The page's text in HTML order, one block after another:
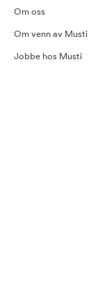
Om oss
Om venn av Musti
Jobbe hos Musti